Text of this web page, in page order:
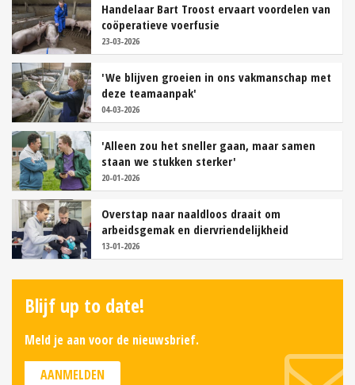
Handelaar Bart Troost ervaart voordelen van
coöperatieve voerfusie
23-03-2026
'We blijven groeien in ons vakmanschap met
deze teamaanpak'
04-03-2026
'Alleen zou het sneller gaan, maar samen
staan we stukken sterker'
20-01-2026
Overstap naar naaldloos draait om
arbeidsgemak en diervriendelijkheid
13-01-2026
Blijf up to date!
Meld je aan voor de nieuwsbrief.
AANMELDEN